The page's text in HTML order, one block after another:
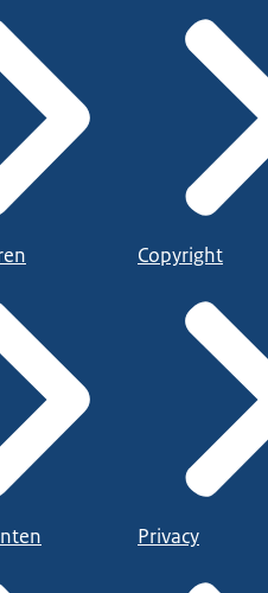
Copyright
Privacy